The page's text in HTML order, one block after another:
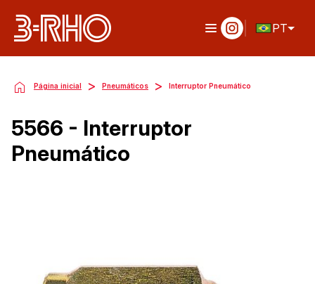
PT
Página inicial > Pneumáticos > Interruptor Pneumático
5566 - Interruptor
Pneumático